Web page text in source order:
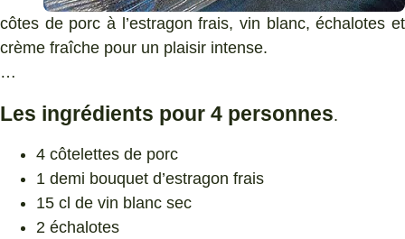
côtes de porc à l’estragon frais, vin blanc, échalotes et
crème fraîche pour un plaisir intense.
…
Les ingrédients pour 4 personnes.
4 côtelettes de porc
1 demi bouquet d’estragon frais
15 cl de vin blanc sec
2 échalotes